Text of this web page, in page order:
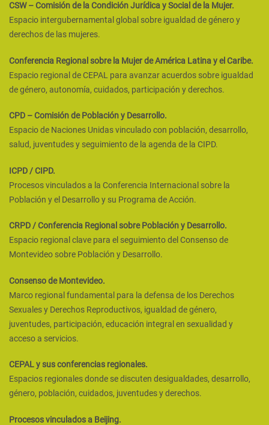
CSW – Comisión de la Condición Jurídica y Social de la Mujer.
Espacio intergubernamental global sobre igualdad de género y
derechos de las mujeres.
Conferencia Regional sobre la Mujer de América Latina y el Caribe.
Espacio regional de CEPAL para avanzar acuerdos sobre igualdad
de género, autonomía, cuidados, participación y derechos.
CPD – Comisión de Población y Desarrollo.
Espacio de Naciones Unidas vinculado con población, desarrollo,
salud, juventudes y seguimiento de la agenda de la CIPD.
ICPD / CIPD.
Procesos vinculados a la Conferencia Internacional sobre la
Población y el Desarrollo y su Programa de Acción.
CRPD / Conferencia Regional sobre Población y Desarrollo.
Espacio regional clave para el seguimiento del Consenso de
Montevideo sobre Población y Desarrollo.
Consenso de Montevideo.
Marco regional fundamental para la defensa de los Derechos
Sexuales y Derechos Reproductivos, igualdad de género,
juventudes, participación, educación integral en sexualidad y
acceso a servicios.
CEPAL y sus conferencias regionales.
Espacios regionales donde se discuten desigualdades, desarrollo,
género, población, cuidados, juventudes y derechos.
Procesos vinculados a Beijing.